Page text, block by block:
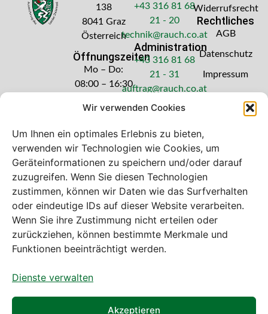
Wir verwenden Cookies
Um Ihnen ein optimales Erlebnis zu bieten,
verwenden wir Technologien wie Cookies, um
Geräteinformationen zu speichern und/oder darauf
zuzugreifen. Wenn Sie diesen Technologien
zustimmen, können wir Daten wie das Surfverhalten
oder eindeutige IDs auf dieser Website verarbeiten.
Wenn Sie ihre Zustimmung nicht erteilen oder
zurückziehen, können bestimmte Merkmale und
Funktionen beeinträchtigt werden.
Dienste verwalten
Akzeptieren
138
8041 Graz
Österreich
Öffnungszeiten
Mo – Do:
08:00 – 16:30
Freitag: 08:00
+43 316 81 68
21 - 20
technik@rauch.co.at
Administration
+43 316 81 68
21 - 31
auftrag@rauch.co.at
Widerrufsrecht
Rechtliches
AGB
Datenschutz
Impressum
Bei diesem Webshop handelt es sich um
einen B2B-Webshop
A. Rauch GmbH – Ihr Experte aus Österreich für Waagen,
Eich- & Kalibrierservice, Sprühnebel-Zerstäubungstechnik
und Lebensmittelmaschinen.
Sämtliche Angebote der A. Rauch GmbH richten sich
gewerbliche Kunden, Institutionen, Kommunen usw. aus